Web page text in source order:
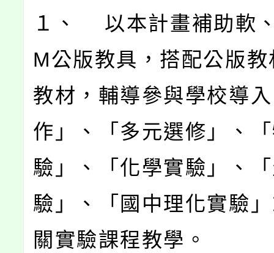
１、 以本計畫補助軟
M公版教具，搭配公版
教材，輔導參與學校導
作」、「多元選修」、
驗」、「化學實驗」、
驗」、「國中理化實驗
關實驗課程教學。